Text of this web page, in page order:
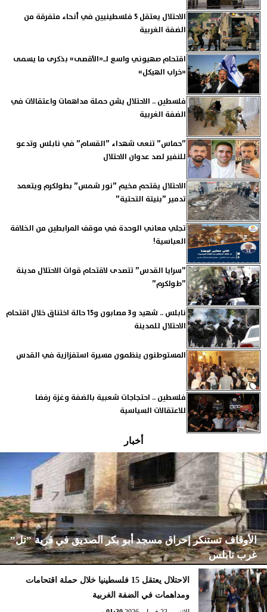
الاحتلال يعتقل 5 فلسطينيين في أنحاء متفرقة من
الضفة الغربية
اقتحام صهيوني واسع لـ«الأقصى» بذكرى ما يسمى
«خراب الهيكل»
فلسطين .. الاحتلال يشن حملة مداهمات واعتقالات في
الضفة الغربية
”حماس” تنعى شهداء ”القسام” في نابلس وتدعو
للنفير لصد عدوان الاحتلال
الاحتلال يقتحم مخيم ”نور شمس” بطولكرم ويتعمد
تدمير ”بنيتة التحتية”
تجلي معاني الوحدة في موقف المرابطين من الخلافة
العباسية!
”سرايا القدس” تتصدى لاقتحام قوات الاحتلال مدينة
”طولكرم”
نابلس .. شهيد و3 مصابون و15 حالة اختناق خلال اقتحام
الاحتلال للمدينة
المستوطنون ينظمون مسيرة استفزازية في القدس
فلسطين .. احتجاجات شعبية بالضفة وغزة رفضا
للاعتقالات السياسية
أخبار
الأوقاف تستنكر إحراق مسجد أبو بكر الصديق في قرية ”تل”
غرب نابلس
الإثنين، 23 فبراير 2026 02:15 مـ
الاحتلال يعتقل 15 فلسطينيا خلال حملة اقتحامات
ومداهمات في الضفة الغربية